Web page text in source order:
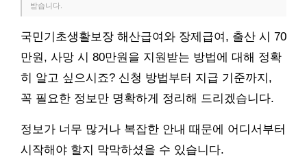
받습니다.
국민기초생활보장 해산급여와 장제급여, 출산 시 70
만원, 사망 시 80만원을 지원받는 방법에 대해 정확
히 알고 싶으시죠? 신청 방법부터 지급 기준까지,
꼭 필요한 정보만 명확하게 정리해 드리겠습니다.
정보가 너무 많거나 복잡한 안내 때문에 어디서부터
시작해야 할지 막막하셨을 수 있습니다.